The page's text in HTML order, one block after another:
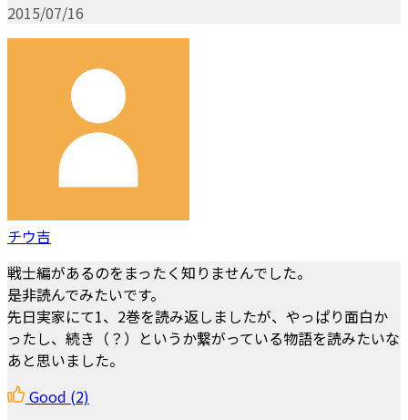
2015/07/16
チウ吉
戦士編があるのをまったく知りませんでした。
是非読んでみたいです。
先日実家にて1、2巻を読み返しましたが、やっぱり面白か
ったし、続き（？）というか繋がっている物語を読みたいな
あと思いました。
Good (2)